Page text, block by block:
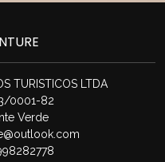
TURISTICOS LTDA
0001-82
Verde